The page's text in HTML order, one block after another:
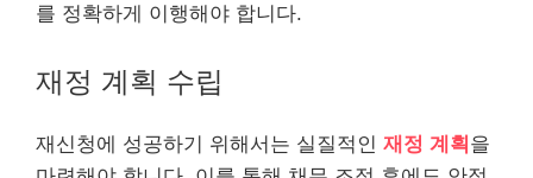
를 정확하게 이행해야 합니다.
재정 계획 수립
재신청에 성공하기 위해서는 실질적인 재정 계획 을